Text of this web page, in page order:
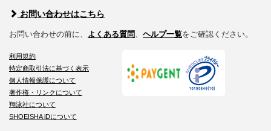
お問い合わせはこちら
お問い合わせの前に、 よくある質問 ヘルプ一覧をご確認ください。
利用規約
特定商取引法に基づく表示
個人情報保護について
著作権・リンクについて
翔泳社について
SHOEISHA iDについて